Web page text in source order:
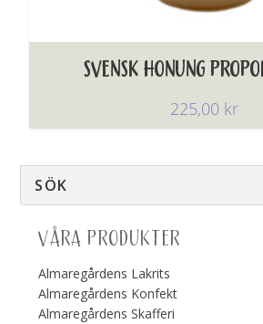
SVENSK HONUNG
225,00 kr
VÅRA PRODUKTER
Almaregårdens Lakrits
Almaregårdens Konfekt
Almaregårdens Skafferi